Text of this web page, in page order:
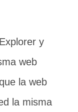
y
web
la web
la misma